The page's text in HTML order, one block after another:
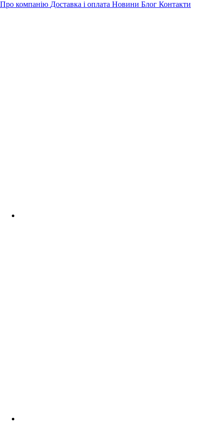
Про компанію Доставка і оплата Новини Блог Контакти